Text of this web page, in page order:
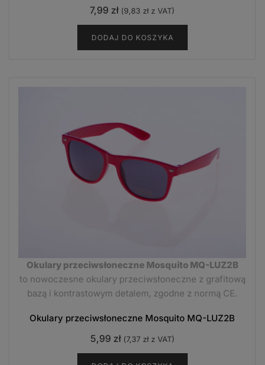
7,99 zł (9,83 zł z VAT)
DODAJ DO KOSZYKA
Okulary przeciwsłoneczne Mosquito MQ-LUZ2B
to nowoczesne okulary przeciwsłoneczne z grafitową
bazą i kontrastowym detalem, zgodne z normą CE.
Okulary przeciwsłoneczne Mosquito MQ-LUZ2B
5,99 zł (7,37 złz VAT)